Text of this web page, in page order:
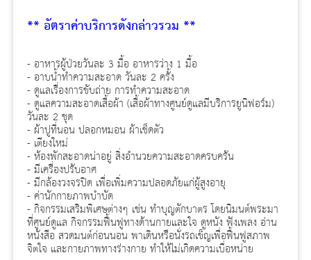
** อัตราค่าบริการดังกล่าวรวม **
- อาหารผู้ป่วยวันละ 3 มื้อ อาหารว่าง 1 มื้อ
- อาบน้ำทำความสะอาด วันละ 2 ครั้ง
- ดูแลเรื่องการขับถ่าย การทำความสะอาด
- ดูแลความสะอาดเสื้อผ้า (เสื้อผ้าทางศูนย์ดูแลมีบริการยูนิฟอร์ม)
วันละ 2 ชุด
- ผ้าปูที่นอน ปลอกหมอน ผ้าเช็ดตัว
- เตียงใหม่
- ห้องพักสะอาดน่าอยู่ สิ่งอำนวยความสะอาดครบครัน
- มีเครื่องปรับอาศ
- มีกล้องวงจรปิด เพื่อเพิ่มความปลอดภัยแก่ผู้สูงอายุ
- ค่านักกายภาพบำบัด
- กิจกรรมเสริมพิเศษต่างๆ เช่น ทำบุญตักบาตร โดยนิมนต์พระมา
ที่ศูนย์ดูแล กิจกรรมฟื้นฟูทางด้านกายและใจ ดูหนัง ฟังเพลง อ่าน
หนังสือ สวดมนต์ก่อนนอน พาเดินหรือนั่งรถเข็ญเพื่อฟื้นฟูสภาพ
จิตใจ และกายภาพทางร่างกาย ทำให้ไม่เกิดความเบื่อหน่าย